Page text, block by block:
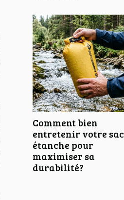
Comment bien
entretenir votre sac
étanche pour
maximiser sa
durabilité?